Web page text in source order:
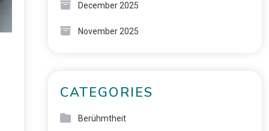
December 2025
November 2025
CATEGORIES
Berühmtheit